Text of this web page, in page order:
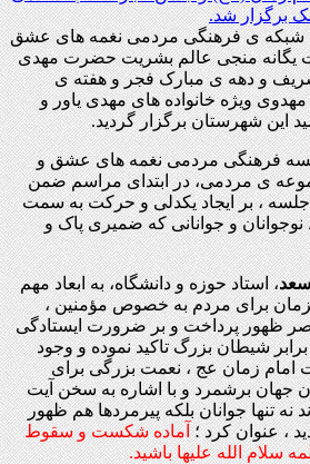
شبکه ی فرهنگی مردمی نغمه های عشق
یگانه منجی عالم بشریت حضرت مهدی
و دهه ی مبارک فجر و هفته ی
ویژه خانواده های مهدی یاور و
این شهرستان برگزار گردید.
فرهنگی مردمی نغمه های عشق و
ی مردمی، در ابتدای مراسم ضمن
، بر ایجاد یکدلی و حرکت به سمت
و جوانانی که ضمیری پاک و
سعد، استاد حوزه و دانشگاه، به ابعاد مهم
برای مردم به خصوص مؤمنین ،
ظهور پرداخت و بر ضرورت ایستادگی
شیطان بزرگ تاکید نموده و وجود
امام زمان عج ، نعمت بزرگی برای
جهان برشمرد و با اشاره به سخن آیت
نه تنها جوانان بلکه پیرمردها هم ظهور
، عنوان کرد ؛آماده شکست و سقوط
سلام الله علیها باشید.